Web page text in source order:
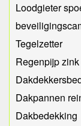
Loodgieter
Tegelzetter
Regenpijp zink
Dakpannen
Dakbedekking